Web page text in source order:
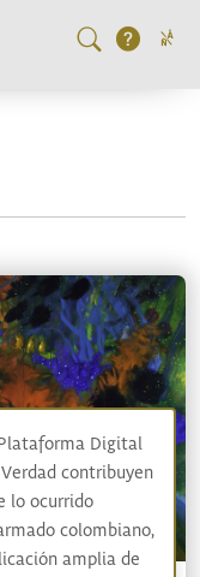
Digital
contribuyen
lo ocurrido
colombiano,
amplia de